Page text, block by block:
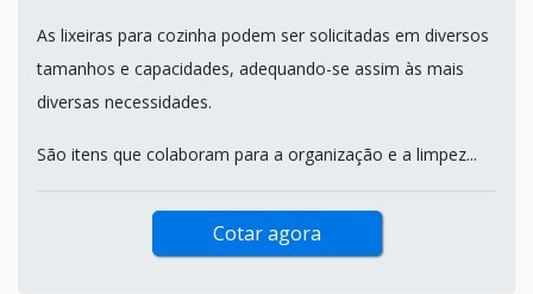
As lixeiras para cozinha podem ser solicitadas em diversos
tamanhos e capacidades, adequando-se assim às mais
diversas necessidades.
São itens que colaboram para a organização e a limpez...
Cotar agora